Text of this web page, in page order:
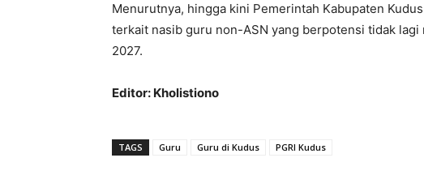
Menurutnya, hingga kini Pemerintah Kabupaten
terkait nasib guru non-ASN yang berpotensi tidak
2027.
Editor: Kholistiono
TAGS Guru Guru di Kudus PGRI Kudus